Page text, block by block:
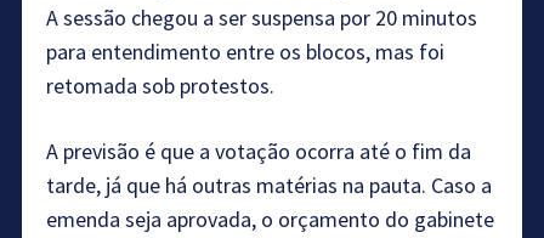
A sessão chegou a ser suspensa por 20 minutos
para entendimento entre os blocos, mas foi
retomada sob protestos.
A previsão é que a votação ocorra até o fim da
tarde, já que há outras matérias na pauta. Caso a
emenda seja aprovada, o orçamento do gabinete